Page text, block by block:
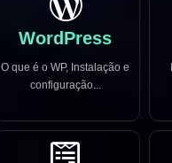
WordPress
O que é o WP, Instalação e
configuração...